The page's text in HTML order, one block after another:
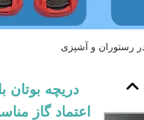
در رستوران و آشپزی
دریچه بوتان
اعتماد گاز